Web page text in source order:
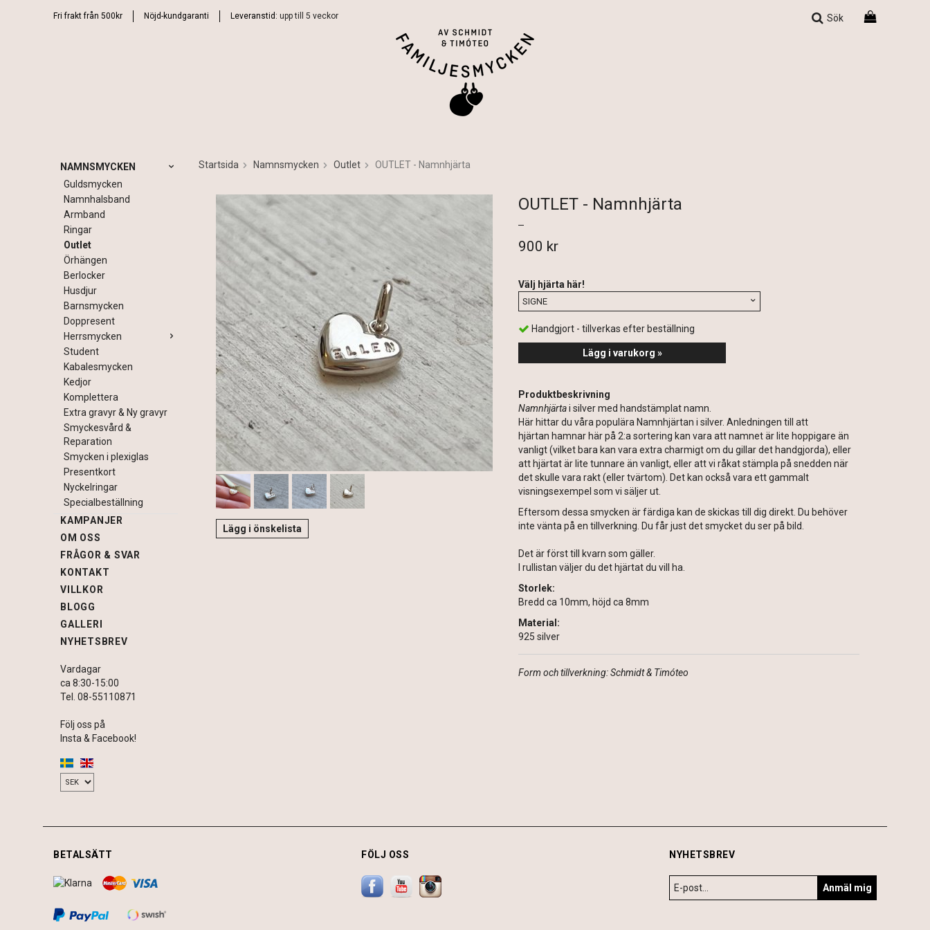
Fri frakt från 500kr Nöjd-kundgaranti Leveranstid: upp till 5 veckor Sök
NAMNSMYCKEN
Guldsmycken
Namnhalsband
Armband
Ringar
Outlet
Örhängen
Berlocker
Husdjur
Barnsmycken
Doppresent
Herrsmycken
Student
Kabalesmycken
Kedjor
Komplettera
Extra gravyr & Ny gravyr
Smyckesvård &
Reparation
Smycken i plexiglas
Presentkort
Nyckelringar
Specialbeställning
KAMPANJER
OM OSS
FRÅGOR & SVAR
KONTAKT
VILLKOR
BLOGG
GALLERI
NYHETSBREV
Vardagar
ca 8:30-15:00
Tel. 08-55110871
Följ oss på
Insta & Facebook!
Startsida Namnsmycken Outlet OUTLET - Namnhjärta
OUTLET - Namnhjärta
900 kr
Välj hjärta här!
Handgjort - tillverkas efter beställning
Lägg i varukorg »
Produktbeskrivning
Namnhjärtai silver med handstämplat namn.
Här hittar du våra populära Namnhjärtan i silver. Anledningen till att
hjärtan hamnar här på 2:a sortering kan vara att namnet är lite hoppigare än
vanligt (vilket bara kan vara extra charmigt om du gillar det handgjorda), eller
att hjärtat är lite tunnare än vanligt, eller att vi råkat stämpla på snedden när
det skulle vara rakt (eller tvärtom). Det kan också vara ett gammalt
visningsexempel som vi säljer ut.
Eftersom dessa smycken är färdiga kan de skickas till dig direkt. Du behöver
inte vänta på en tillverkning. Du får just det smycket du ser på bild.
Det är först till kvarn som gäller.
I rullistan väljer du det hjärtat du vill ha.
Storlek:
Bredd ca 10mm, höjd ca 8mm
Material:
925 silver
Form och tillverkning: Schmidt & Timóteo
Lägg i önskelista
BETALSÄTT FÖLJ OSS NYHETSBREV
Anmäl mig